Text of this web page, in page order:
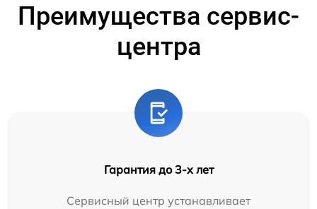
Преимущества сервис-
центра
Гарантия до 3-х лет
Сервисный центр устанавливает